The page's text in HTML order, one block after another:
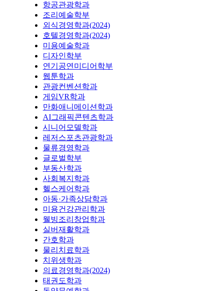
항공관광학과
조리예술학부
외식경영학과(2024)
호텔경영학과(2024)
미용예술학과
디자인학부
연기공연미디어학부
웹툰학과
관광컨벤션학과
게임VR학과
만화애니메이션학과
AI그래픽콘텐츠학과
시니어모델학과
레저스포츠관광학과
물류경영학과
글로벌학부
부동산학과
사회복지학과
헬스케어학과
아동·가족상담학과
미용건강관리학과
웰빙조리창업학과
실버재활학과
간호학과
물리치료학과
치위생학과
의료경영학과(2024)
태권도학과